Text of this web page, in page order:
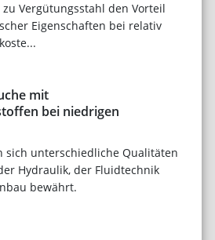
Vergütungsstahl den Vorteil
Eigenschaften bei relativ
mit
bei niedrigen
sich unterschiedliche Qualitäten
Hydraulik, der Fluidtechnik
bewährt.